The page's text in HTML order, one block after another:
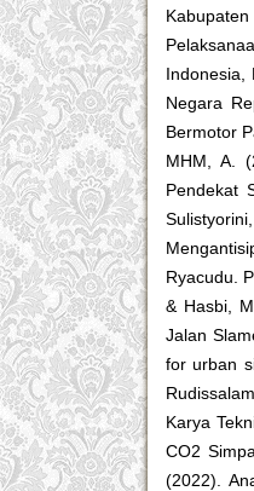
Indonesia,
Negara
Bermotor
MHM, A.
Pendekat
Ryacudu.
& Hasbi,
Jalan
for urban
Karya
CO2
(2022).